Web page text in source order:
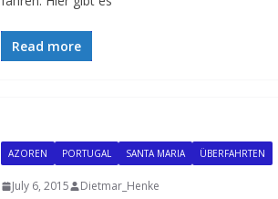
Read more
AZOREN PORTUGAL SANTA MARIA ÜBERFAHRTEN
July 6, 2015 Dietmar_Henke